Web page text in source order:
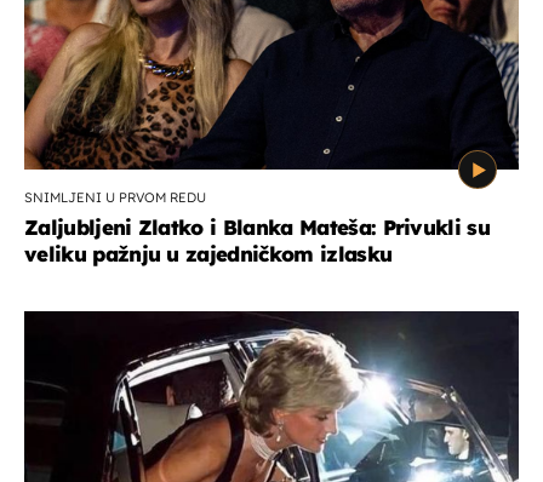
SNIMLJENI U PRVOM REDU
Zaljubljeni Zlatko i Blanka Mateša: Privukli su
veliku pažnju u zajedničkom izlasku